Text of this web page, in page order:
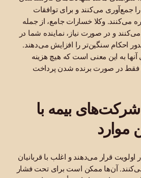
جمع‌آوری می‌کنند و برای توافقات
می‌کنند. وکلا خسارات جامع، از جمله
و در صورت نیاز، نماینده شما در
احکام سنگین‌تر را افزایش می‌دهند.
آنها به این معنی است که هیچ هزینه
فقط در صورت برنده شدن پرداخت
بیمه با
موارد
قرار می‌دهند و اغلب با قربانیان
آن‌ها ممکن است برای تحت فشار